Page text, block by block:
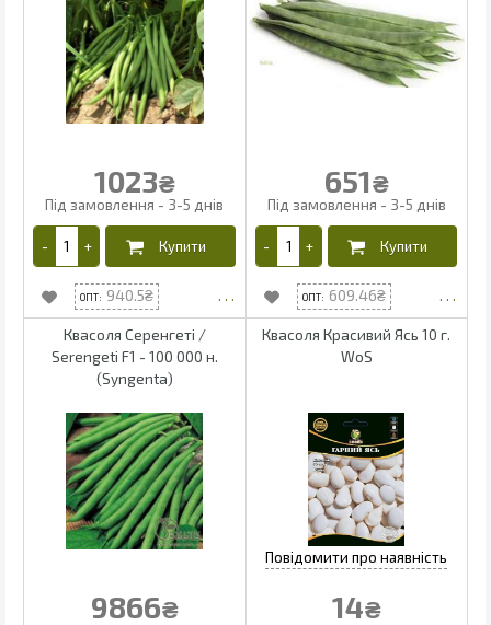
1023₴
940.5
651₴
609.46
Квасоля Серенгеті /
Serengeti F1 - 100 000 н.
(Syngenta)
9866₴
Квасоля Красивий Ясь 10 г.
WoS
14₴